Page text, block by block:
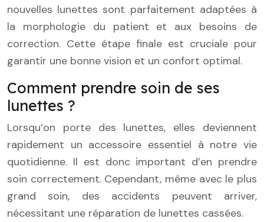
nouvelles lunettes sont parfaitement adaptées à
la morphologie du patient et aux besoins de
correction. Cette étape finale est cruciale pour
garantir une bonne vision et un confort optimal.
Comment prendre soin de ses
lunettes ?
Lorsqu’on porte des lunettes, elles deviennent
rapidement un accessoire essentiel à notre vie
quotidienne. Il est donc important d’en prendre
soin correctement. Cependant, même avec le plus
grand soin, des accidents peuvent arriver,
nécessitant une réparation de lunettes cassées.